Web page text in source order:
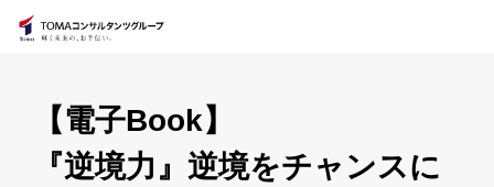
【電子Book】
『逆境力』逆境をチャンスに